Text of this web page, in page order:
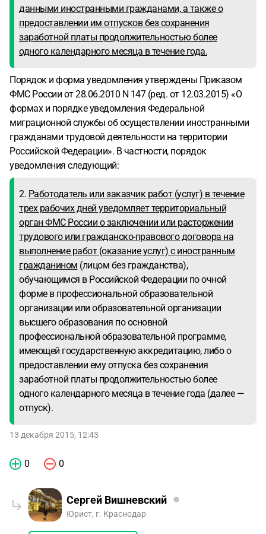
данными иностранными гражданами, а также о
предоставлении им отпусков без сохранения
заработной платы продолжительностью более
одного календарного месяца в течение года.
Порядок и форма уведомления утверждены Приказом
ФМС России от 28.06.2010 N 147 (ред. от 12.03.2015) «О
формах и порядке уведомления Федеральной
миграционной службы об осуществлении иностранными
гражданами трудовой деятельности на территории
Российской Федерации». В частности, порядок
уведомления следующий:
2. Работодатель или заказчик работ (услуг) в течение
трех рабочих дней уведомляет территориальный
орган ФМС России о заключении или расторжении
трудового или гражданско-правового договора на
выполнение работ (оказание услуг) с иностранным
гражданином (лицом без гражданства),
обучающимся в Российской Федерации по очной
форме в профессиональной образовательной
организации или образовательной организации
высшего образования по основной
профессиональной образовательной программе,
имеющей государственную аккредитацию, либо о
предоставлении ему отпуска без сохранения
заработной платы продолжительностью более
одного календарного месяца в течение года (далее —
отпуск).
13 декабря 2015, 12:43
0 0
Сергей Вишневский
Юрист, г. Краснодар